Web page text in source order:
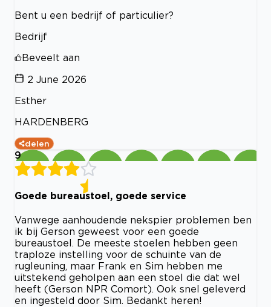
Bent u een bedrijf of particulier?
Bedrijf
Beveelt aan
2 June 2026
Esther
HARDENBERG
delen
9
Goede bureaustoel, goede service
Vanwege aanhoudende nekspier problemen ben
ik bij Gerson geweest voor een goede
bureaustoel. De meeste stoelen hebben geen
traploze instelling voor de schuinte van de
rugleuning, maar Frank en Sim hebben me
uitstekend geholpen aan een stoel die dat wel
heeft (Gerson NPR Comort). Ook snel geleverd
en ingesteld door Sim. Bedankt heren!